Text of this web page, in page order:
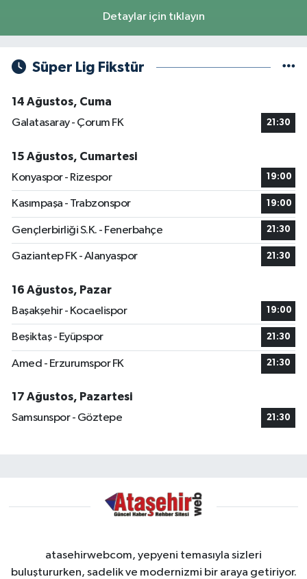
Detaylar için tıklayın
Süper Lig Fikstür
14 Ağustos, Cuma
Galatasaray - Çorum FK
21:30
15 Ağustos, Cumartesi
Konyaspor - Rizespor
19:00
Kasımpaşa - Trabzonspor 19:00
Gençlerbirliği S.K. - Fenerbahçe 21:30
Gaziantep FK - Alanyaspor 21:30
16 Ağustos, Pazar
Başakşehir - Kocaelispor
19:00
Beşiktaş - Eyüpspor 21:30
Amed - Erzurumspor FK 21:30
17 Ağustos, Pazartesi
Samsunspor - Göztepe
21:30
atasehirwebcom, yepyeni temasıyla sizleri
buluştururken, sadelik ve modernizmi bir araya getiriyor.